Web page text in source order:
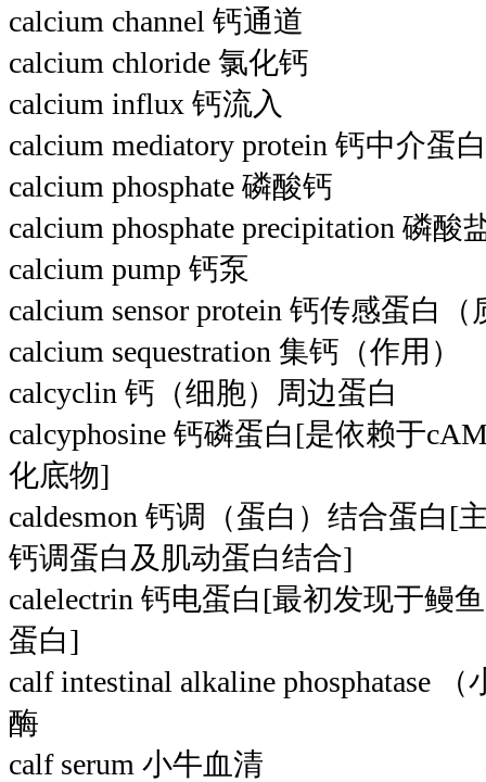
calcium channel 钙通道
calcium chloride 氯化钙
calcium influx 钙流入
calcium mediatory protein 钙中介蛋
calcium phosphate 磷酸钙
calcium phosphate precipitation 磷酸
calcium pump 钙泵
calcium sensor protein 钙传感蛋白（
calcium sequestration 集钙（作用）
calcyclin 钙（细胞）周边蛋白
calcyphosine 钙磷蛋白[是依赖于
化底物]
caldesmon 钙调（蛋白）结合蛋白[
钙调蛋白及肌动蛋白结合]
calelectrin 钙电蛋白[最初发现于鳗
蛋白]
calf intestinal alkaline phosphatase
酶
calf serum 小牛血清